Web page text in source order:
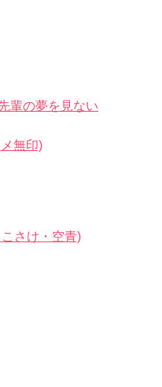
輩の夢を見ない
無印)
さけ・空青)